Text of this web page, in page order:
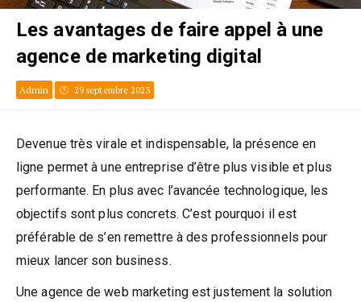
Les avantages de faire appel à une
agence de marketing digital
Admin 29 septembre 2023
Devenue très virale et indispensable, la présence en
ligne permet à une entreprise d’être plus visible et plus
performante. En plus avec l’avancée technologique, les
objectifs sont plus concrets. C’est pourquoi il est
préférable de s’en remettre à des professionnels pour
mieux lancer son business.
Une agence de web marketing est justement la solution